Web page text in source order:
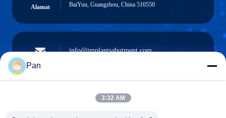
Alamat
BaiYun, Guangzhou, China 510550
Surel
info@implantsabutment.com
Pan
3:32 AM